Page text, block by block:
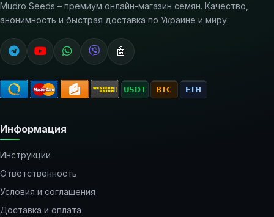
Mudro Seeds – премиум онлайн-магазин семян. Качество,
анонимность и быстрая доставка по Украине и миру.
🤖
Информация
Инструкции
Ответственность
Условия и соглашения
Доставка и оплата